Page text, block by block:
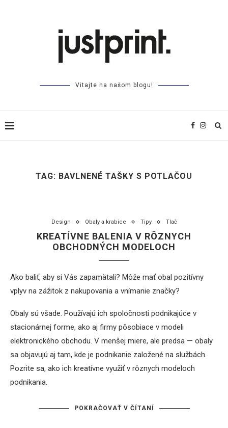
Vitajte na našom blogu!
TAG: BAVLNENÉ TAŠKY S POTLAČOU
Design Obaly a krabice Tipy Tlač
KREATÍVNE BALENIA V RÔZNYCH
OBCHODNÝCH MODELOCH
Ako baliť, aby si Vás zapamätali? Môže mať obal pozitívny
vplyv na zážitok z nakupovania a vnímanie značky?
Obaly sú všade. Používajú ich spoločnosti podnikajúce v
stacionárnej forme, ako aj firmy pôsobiace v modeli
elektronického obchodu. V menšej miere, ale predsa — obaly
sa objavujú aj tam, kde je podnikanie založené na službách.
Pozrite sa, ako ich kreatívne využiť v rôznych modeloch
podnikania.
POKRAČOVAŤ V ČÍTANÍ